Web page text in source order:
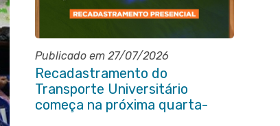
Publicado em 27/07/2026
Recadastramento do
Transporte Universitário
começa na próxima quarta-